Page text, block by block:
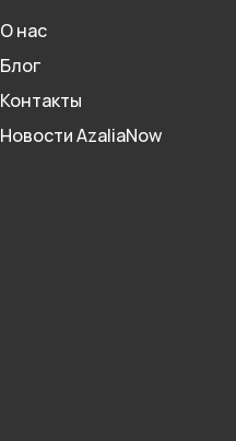
О нас
Блог
Контакты
Новости AzaliaNow